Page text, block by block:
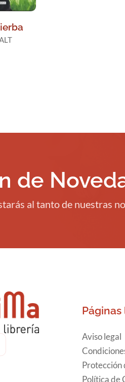
de
al tanto de nuestras
Aviso legal
Protección
Política de